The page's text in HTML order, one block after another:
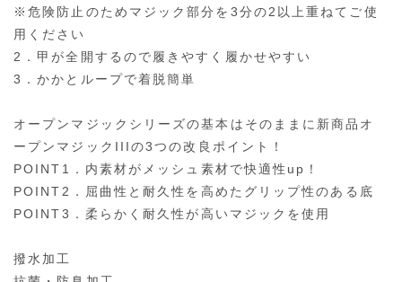
※危険防止のためマジック部分を3分の2以上重ねてご使
用ください
2．甲が全開するので履きやすく履かせやすい
3．かかとループで着脱簡単
オープンマジックシリーズの基本はそのままに新商品オ
ープンマジックIIIの3つの改良ポイント！
POINT1．内素材がメッシュ素材で快適性up！
POINT2．屈曲性と耐久性を高めたグリップ性のある底
POINT3．柔らかく耐久性が高いマジックを使用
撥水加工